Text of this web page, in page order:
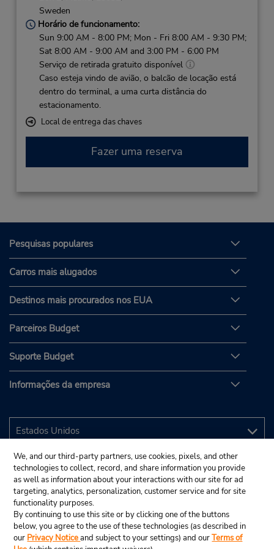
Sweden
Horário de funcionamento:
Sun 9:00 AM - 8:00 PM; Mon - Fri 8:00 AM - 9:30 PM;
Sat 8:00 AM - 9:00 AM and 3:00 PM - 6:00 PM
Serviço de retirada gratuito disponível
Caso esteja vindo de avião, o balcão de locação está
dentro do terminal, a uma curta distância do
estacionamento.
Local de entrega das chaves
Fazer uma reserva
Pesquisas populares
Carros mais alugados
Destinos mais procurados nos EUA
Parceiros Budget
Suporte Budget
Informações da empresa
We, and our third-party partners, use cookies, pixels, and other
technologies to collect, record, and share information you provide
as well as information about your interactions with our site for ad
targeting, analytics, personalization, customer service and for site
functionality purposes.
By continuing to use this site or by clicking one of the buttons
below, you agree to the use of these technologies (as described in
our Privacy Noticeand subject to your settings) and ourTerms of